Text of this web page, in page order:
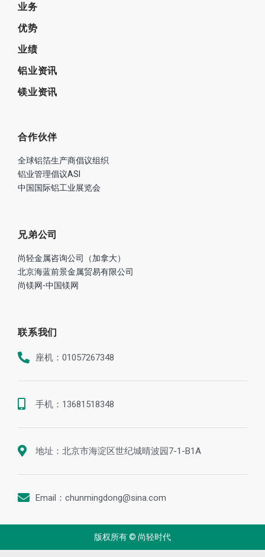
业务
优势
业绩
铝业资讯
镁业资讯
合作伙伴
全球铝箔生产商倡议组织
铝业管理倡议ASI
中国国际铝工业展览会
兄弟公司
尚轻金属咨询公司（加拿大）
北京海蓝前景金属贸易有限公司
尚镁网-中国镁网
联系我们
座机：01057267348
手机：13681518348
地址：北京市海淀区世纪城晴波园7-1-B1A
Email：chunmingdong@sina.com
版权所有 © 尚轻时代